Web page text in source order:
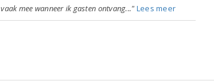
vaak mee wanneer ik gasten ontvang..." Lees meer